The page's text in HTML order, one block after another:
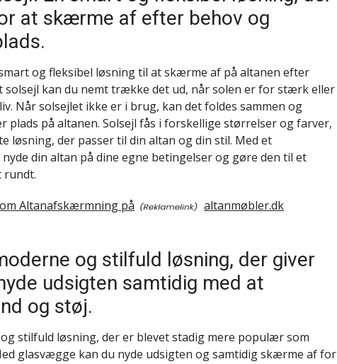
at skærme af efter behov og
og fleksibel løsning til at skærme af på altanen efter
kan du nemt trække det ud, når solen er for stærk eller
Når solsejlet ikke er i brug, kan det foldes sammen og
plads på altanen. Solsejl fås i forskellige størrelser og farver,
løsning, der passer til din altan og din stil. Med et
din altan på dine egne betingelser og gøre den til et
rundt.
Altanafskærmning på
altanmøbler.dk
og stilfuld løsning, der giver
udsigten samtidig med at
og støj.
stilfuld løsning, der er blevet stadig mere populær som
glasvægge kan du nyde udsigten og samtidig skærme af for